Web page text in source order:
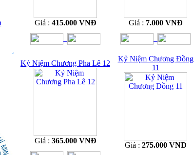
Giá : 415.000 VNĐ Giá : 7.000 VNĐ
Kỷ Niệm Chương Pha Lê 12
Giá : 365.000 VNĐ
Kỷ Niệm Chương Đồng
11
Giá : 275.000 VNĐ